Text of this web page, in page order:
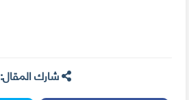
شارك المقال: